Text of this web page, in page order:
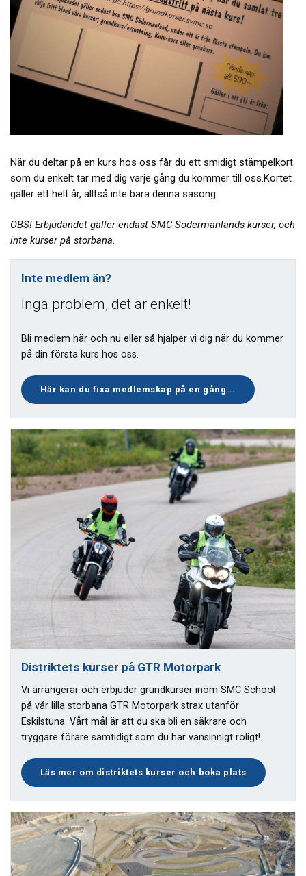
När du deltar på en kurs hos oss får du ett smidigt stämpelkort
som du enkelt tar med dig varje gång du kommer till oss.Kortet
gäller ett helt år, alltså inte bara denna säsong.
OBS! Erbjudandet gäller endast SMC Södermanlands kurser, och
inte kurser på storbana.
Inte medlem än?
Inga problem, det är enkelt!
Bli medlem här och nu eller så hjälper vi dig när du kommer
på din första kurs hos oss.
Här kan du fixa medlemskap på en gång...
Distriktets kurser på GTR Motorpark
Vi arrangerar och erbjuder grundkurser inom SMC School
på vår lilla storbana GTR Motorpark strax utanför
Eskilstuna. Vårt mål är att du ska bli en säkrare och
tryggare förare samtidigt som du har vansinnigt roligt!
Läs mer om distriktets kurser och boka plats